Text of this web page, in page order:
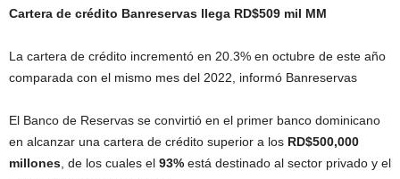
Cartera de crédito Banreservas llega RD$509 mil MM
La cartera de crédito incrementó en 20.3% en octubre de este año
comparada con el mismo mes del 2022, informó Banreservas
El Banco de Reservas se convirtió en el primer banco dominicano
en alcanzar una cartera de crédito superior a los RD$500,000
millones , de los cuales el 93% está destinado al sector privado y el